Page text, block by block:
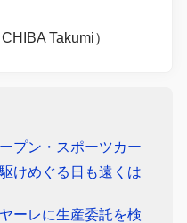
Takumi）
プン・スポーツカー
けめぐる日も遠くは
ーレに生産委託を検